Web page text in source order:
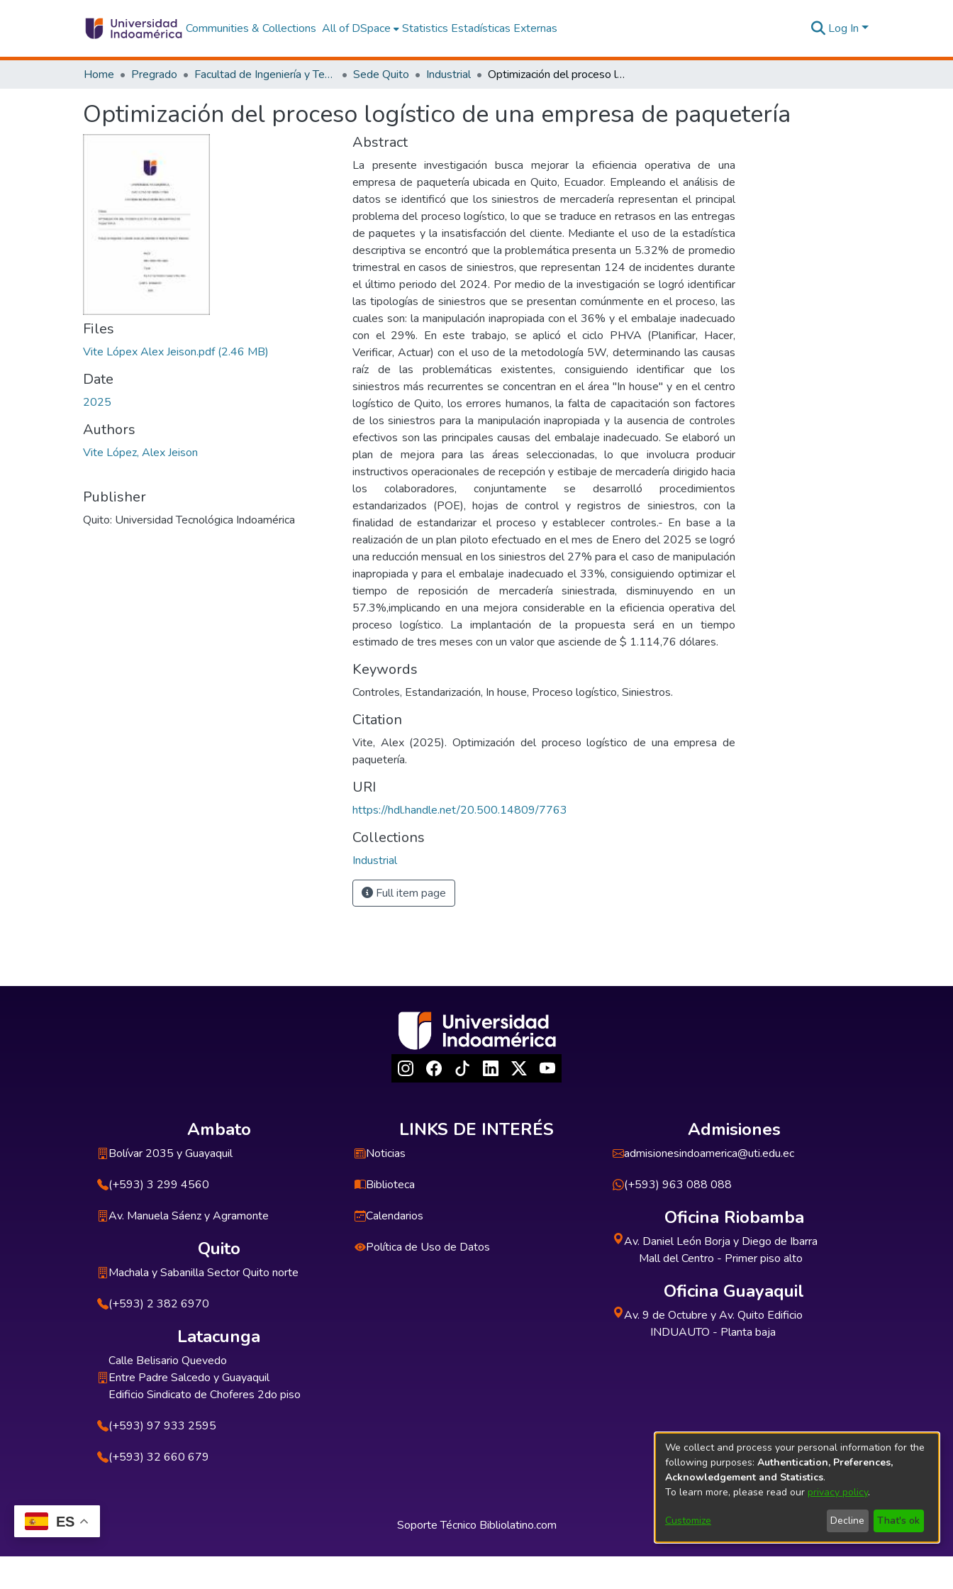
ES
Communities & Collections All of DSpace Statistics Estadísticas Externas Log In
Home Pregrado Facultad de Ingeniería y Tecnologías de la Información y la Comunicación Sede Quito Industrial Optimización del proceso logístico de una empresa de paquetería
Optimización del proceso logístico de una empresa de paquetería
Files
Vite Lópex Alex Jeison.pdf(2.46 MB)
Date
2025
Authors
Vite López, Alex Jeison
Publisher
Quito: Universidad Tecnológica Indoamérica
Abstract
La presente investigación busca mejorar la eficiencia operativa de una
empresa de paquetería ubicada en Quito, Ecuador. Empleando el análisis de
datos se identificó que los siniestros de mercadería representan el principal
problema del proceso logístico, lo que se traduce en retrasos en las entregas
de paquetes y la insatisfacción del cliente. Mediante el uso de la estadística
descriptiva se encontró que la problemática presenta un 5.32% de promedio
trimestral en casos de siniestros, que representan 124 de incidentes durante
el último periodo del 2024. Por medio de la investigación se logró identificar
las tipologías de siniestros que se presentan comúnmente en el proceso, las
cuales son: la manipulación inapropiada con el 36% y el embalaje inadecuado
con el 29%. En este trabajo, se aplicó el ciclo PHVA (Planificar, Hacer,
Verificar, Actuar) con el uso de la metodología 5W, determinando las causas
raíz de las problemáticas existentes, consiguiendo identificar que los
siniestros más recurrentes se concentran en el área "In house" y en el centro
logístico de Quito, los errores humanos, la falta de capacitación son factores
de los siniestros para la manipulación inapropiada y la ausencia de controles
efectivos son las principales causas del embalaje inadecuado. Se elaboró un
plan de mejora para las áreas seleccionadas, lo que involucra producir
instructivos operacionales de recepción y estibaje de mercadería dirigido hacia
los colaboradores, conjuntamente se desarrolló procedimientos
estandarizados (POE), hojas de control y registros de siniestros, con la
finalidad de estandarizar el proceso y establecer controles.- En base a la
realización de un plan piloto efectuado en el mes de Enero del 2025 se logró
una reducción mensual en los siniestros del 27% para el caso de manipulación
inapropiada y para el embalaje inadecuado el 33%, consiguiendo optimizar el
tiempo de reposición de mercadería siniestrada, disminuyendo en un
57.3%,implicando en una mejora considerable en la eficiencia operativa del
proceso logístico. La implantación de la propuesta será en un tiempo
estimado de tres meses con un valor que asciende de $ 1.114,76 dólares.
Keywords
Controles, Estandarización, In house, Proceso logístico, Siniestros.
Citation
Vite, Alex (2025). Optimización del proceso logístico de una empresa de
paquetería.
URI
https://hdl.handle.net/20.500.14809/7763
Collections
Industrial
Full item page
Ambato
Bolívar 2035 y Guayaquil
(+593) 3 299 4560
Av. Manuela Sáenz y Agramonte
Quito
Machala y Sabanilla Sector Quito norte
(+593) 2 382 6970
Latacunga
Calle Belisario Quevedo
Entre Padre Salcedo y Guayaquil
Edificio Sindicato de Choferes 2do piso
(+593) 97 933 2595
(+593) 32 660 679
LINKS DE INTERÉS
Noticias
Biblioteca
Calendarios
Política de Uso de Datos
Admisiones
admisionesindoamerica@uti.edu.ec
(+593) 963 088 088
Oficina Riobamba
Av. Daniel León Borja y Diego de Ibarra
Mall del Centro - Primer piso alto
Oficina Guayaquil
Av. 9 de Octubre y Av. Quito Edificio
INDUAUTO - Planta baja
Soporte Técnico Bibliolatino.com
We collect and process your personal information for the
following purposes: Authentication, Preferences,
Acknowledgement and Statistics.
To learn more, please read our privacy policy.
Customize Decline That's ok